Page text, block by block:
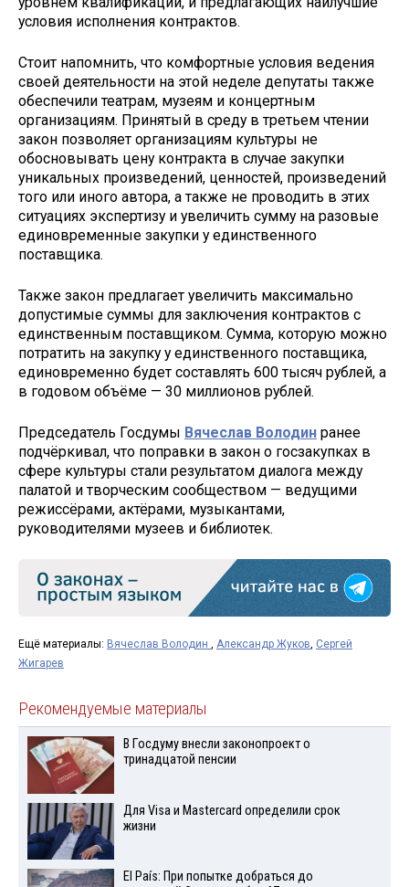
условия исполнения контрактов.
Стоит напомнить, что комфортные условия ведения
своей деятельности на этой неделе депутаты также
обеспечили театрам, музеям и концертным
организациям. Принятый в среду в третьем чтении
закон позволяет организациям культуры не
обосновывать цену контракта в случае закупки
уникальных произведений, ценностей, произведений
того или иного автора, а также не проводить в этих
ситуациях экспертизу и увеличить сумму на разовые
единовременные закупки у единственного
поставщика.
Также закон предлагает увеличить максимально
допустимые суммы для заключения контрактов с
единственным поставщиком. Сумма, которую можно
потратить на закупку у единственного поставщика,
единовременно будет составлять 600 тысяч рублей, а
в годовом объёме — 30 миллионов рублей.
Председатель Госдумы Вячеслав Володин ранее
подчёркивал, что поправки в закон о госзакупках в
сфере культуры стали результатом диалога между
палатой и творческим сообществом — ведущими
режиссёрами, актёрами, музыкантами,
руководителями музеев и библиотек.
Ещё материалы: Вячеслав Володин , Александр Жуков, Сергей
Жигарев
Рекомендуемые материалы
В Госдуму внесли законопроект о
тринадцатой пенсии
Для Visа и Mastercard определили срок
жизни
El País: При попытке добраться до